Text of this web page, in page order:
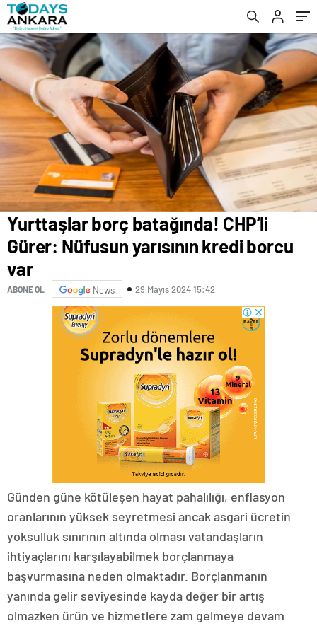
Yurttaşlar borç batağında! CHP’li
Gürer: Nüfusun yarısının kredi borcu
var
ABONE OL News 29 Mayıs 2024 15:42
Günden güne kötüleşen hayat pahalılığı, enflasyon
oranlarının yüksek seyretmesi ancak asgari ücretin
yoksulluk sınırının altında olması vatandaşların
ihtiyaçlarını karşılayabilmek borçlanmaya
başvurmasına neden olmaktadır. Borçlanmanın
yanında gelir seviyesinde kayda değer bir artış
olmazken ürün ve hizmetlere zam gelmeye devam
eriyor